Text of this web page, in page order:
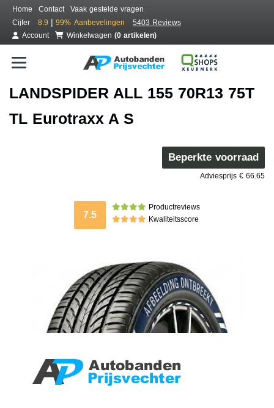
Home Contact
Vaak gestelde vragen
Cijfer
8.9 | 99% Aanbevelingen
5403 Reviews
Account
Winkelwagen (0 artikelen)
LANDSPIDER ALL 155 70R13 75T
TL Eurotraxx A S
Beperkte voorraad
Adviesprijs € 66.65
7.5
Productreviews
Kwaliteitsscore